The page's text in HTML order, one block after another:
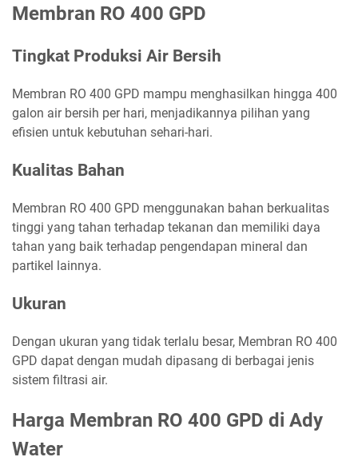
Membran RO 400 GPD
Tingkat Produksi Air Bersih
Membran RO 400 GPD mampu menghasilkan hingga 400
galon air bersih per hari, menjadikannya pilihan yang
efisien untuk kebutuhan sehari-hari.
Kualitas Bahan
Membran RO 400 GPD menggunakan bahan berkualitas
tinggi yang tahan terhadap tekanan dan memiliki daya
tahan yang baik terhadap pengendapan mineral dan
partikel lainnya.
Ukuran
Dengan ukuran yang tidak terlalu besar, Membran RO 400
GPD dapat dengan mudah dipasang di berbagai jenis
sistem filtrasi air.
Harga Membran RO 400 GPD di Ady
Water